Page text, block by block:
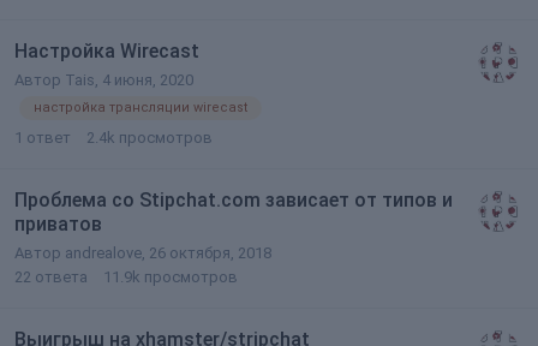
Настройка Wirecast
Автор Tais, 4 июня, 2020
настройка трансляции wirecast
1 ответ 2.4k просмотров
Проблема со Stipchat.com зависает от типов и
приватов
Автор andrealove 26 октября, 2018
22 ответа 11.9k просмотров
Выигрыш на xhamster/stripchat